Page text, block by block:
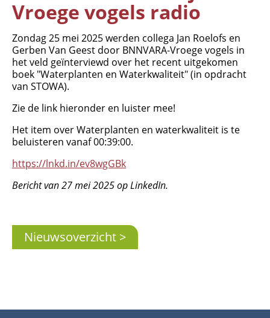
Organisatie
Medewerkers
Laboratorium
Veldwerkzaamheden
Vroege vogels radio
Zondag 25 mei 2025 werden collega Jan Roelofs en
Gerben Van Geest door BNNVARA-Vroege vogels in
het veld geïnterviewd over het recent uitgekomen
boek "Waterplanten en Waterkwaliteit" (in opdracht
van STOWA).
Zie de link hieronder en luister mee!
Het item over Waterplanten en waterkwaliteit is te
beluisteren vanaf 00:39:00.
https://lnkd.in/ev8wgGBk
Bericht van 27 mei 2025 op LinkedIn.
Nieuwsoverzicht